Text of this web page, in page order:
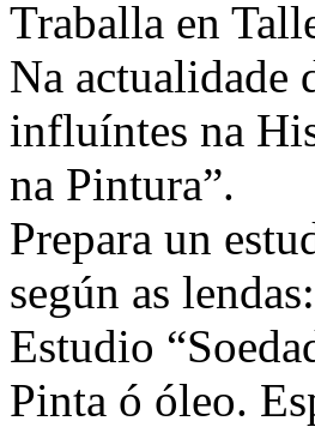
Traballa en
Na actualidade
influíntes na
na Pintura”.
Prepara un
según as
Estudio
Pinta ó óleo.